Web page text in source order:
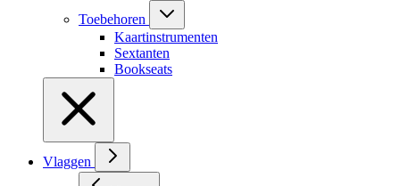
Toebehoren
Kaartinstrumenten
Sextanten
Bookseats
Vlaggen